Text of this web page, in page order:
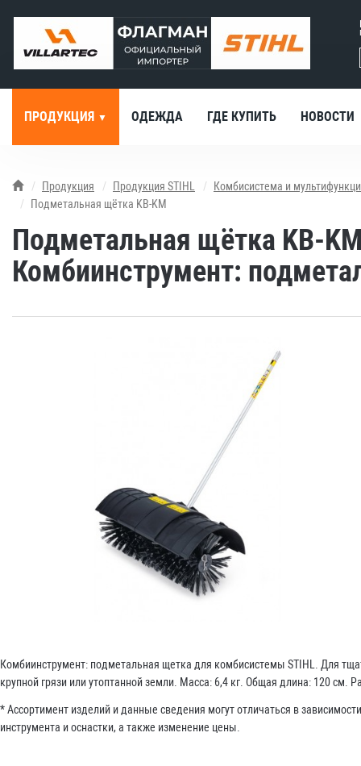
ПРОДУКЦИЯ ОДЕЖДА ГДЕ КУПИТЬ НОВОСТИ
Продукция Продукция STIHL
Комбисистема и
Подметальная щётка KB-KM
Подметальная щётка KB-
Комбиинструмент:
Комбиинструмент: подметальная щетка для комбисистемы STIHL. Для
крупной грязи или утоптанной земли. Масса: 6,4 кг. Общая длина: 120 см.
* Ассортимент изделий и данные сведения могут отличаться в
инструмента и оснастки, а также изменение цены.